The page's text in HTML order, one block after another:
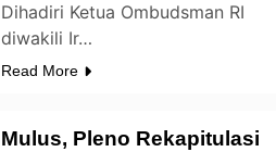
Dihadiri Ketua Ombudsman RI
diwakili Ir…
Read More
Mulus, Pleno Rekapitulasi